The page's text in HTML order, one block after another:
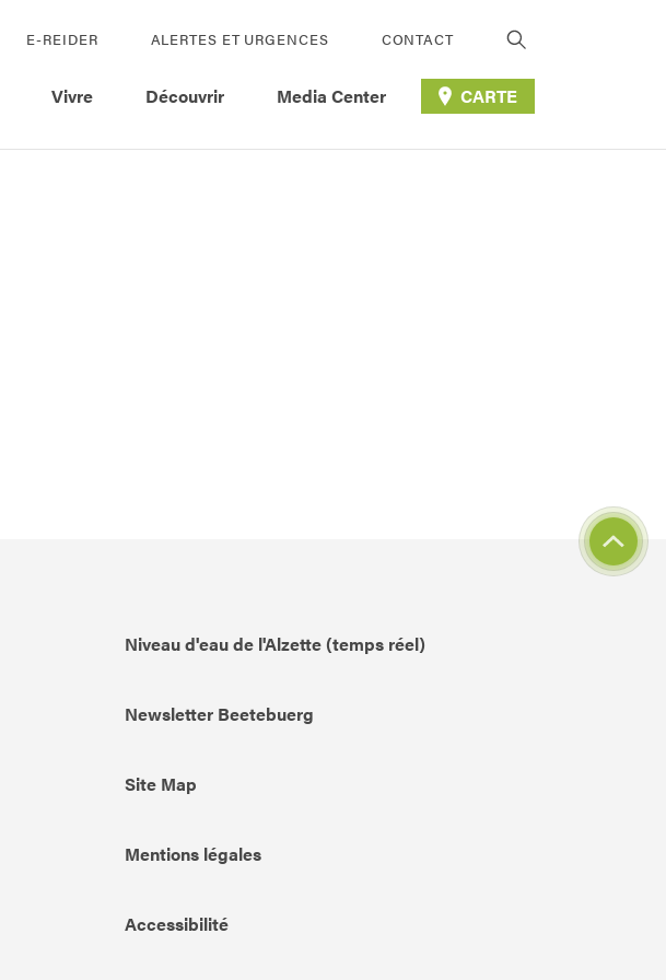
E-REIDER ALERTES ET URGENCES CONTACT
Vivre Découvrir Media Center CARTE
Niveau d'eau de l'Alzette (temps réel)
Newsletter Beetebuerg
Site Map
Mentions légales
Accessibilité